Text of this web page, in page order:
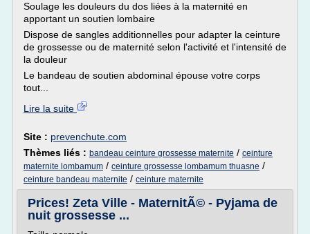
Soulage les douleurs du dos liées à la maternité en
apportant un soutien lombaire
Dispose de sangles additionnelles pour adapter la ceinture
de grossesse ou de maternité selon l'activité et l'intensité de
la douleur
Le bandeau de soutien abdominal épouse votre corps
tout...
Lire la suite
Site : prevenchute.com
Thèmes liés : bandeau ceinture grossesse maternite / ceinture
maternite lombamum / ceinture grossesse lombamum thuasne /
ceinture bandeau maternite / ceinture maternite
Prices! Zeta Ville - MaternitÃ© - Pyjama de
nuit grossesse ...